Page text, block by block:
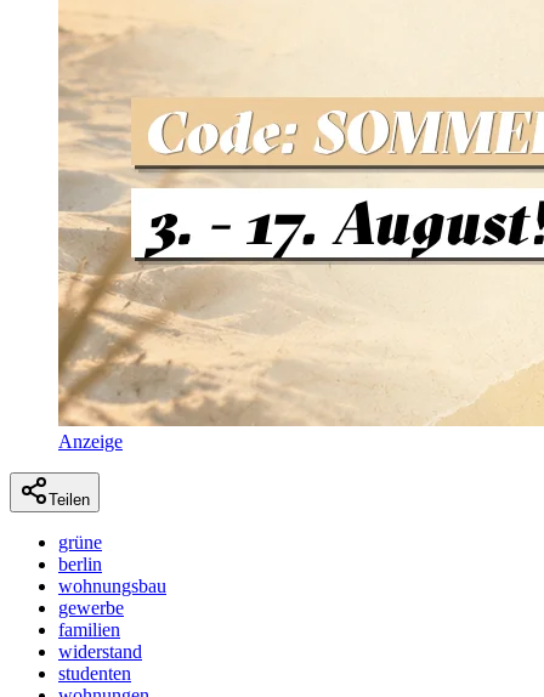
Anzeige
Teilen
grüne
berlin
wohnungsbau
gewerbe
familien
widerstand
studenten